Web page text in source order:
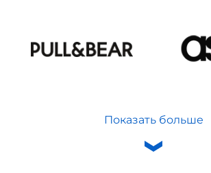
Показать больше